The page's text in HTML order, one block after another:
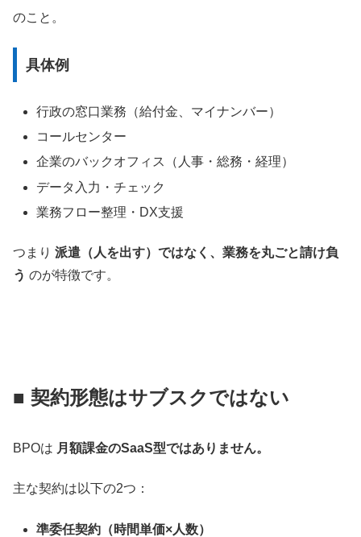
のこと。
具体例
行政の窓口業務（給付金、マイナンバー）
コールセンター
企業のバックオフィス（人事・総務・経理）
データ入力・チェック
業務フロー整理・DX支援
つまり 派遣（人を出す）ではなく、業務を丸ごと請け負
う のが特徴です。
■ 契約形態はサブスクではない
BPOは 月額課金のSaaS型ではありません。
主な契約は以下の2つ：
準委任契約（時間単価×人数）